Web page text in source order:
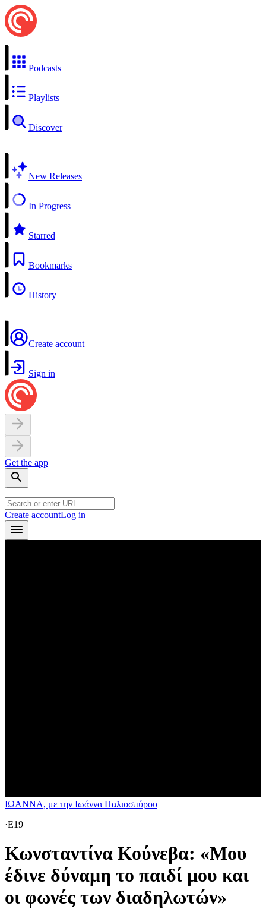
Podcasts
Playlists
Discover
New Releases
In Progress
Starred
Bookmarks
History
Create account
Sign in
Get the app
Create accountLog in
ΙΩΑΝΝΑ, με την Ιωάννα Παλιοσπύρου
·E19
Κωνσταντίνα Κούνεβα: «Μου
έδινε δύναμη το παιδί μου και
οι φωνές των διαδηλωτών»